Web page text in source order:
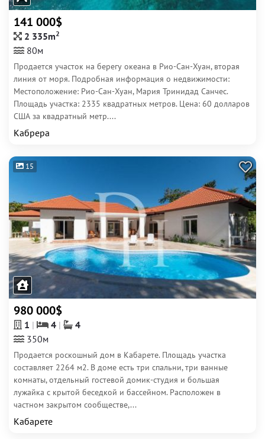
141 000$
2 335m2
80м
Продается участок на берегу океана в Рио-Сан-Хуан, вторая
линия от моря. Подробная информация о недвижимости:
Местоположение: Рио-Сан-Хуан, Мария Тринидад Санчес.
Площадь участка: 2335 квадратных метров. Цена: 60 долларов
США за квадратный метр....
Кабрера
15
980 000$
1 4
4
350м
Продается роскошный дом в Кабарете. Площадь участка
составляет 2264 м2. В доме есть три спальни, три ванные
комнаты, отдельный гостевой домик-студия и большая
лужайка с крытой беседкой и бассейном. Расположен в
частном закрытом сообществе,...
Кабарете